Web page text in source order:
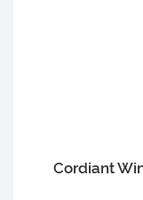
Cordiant